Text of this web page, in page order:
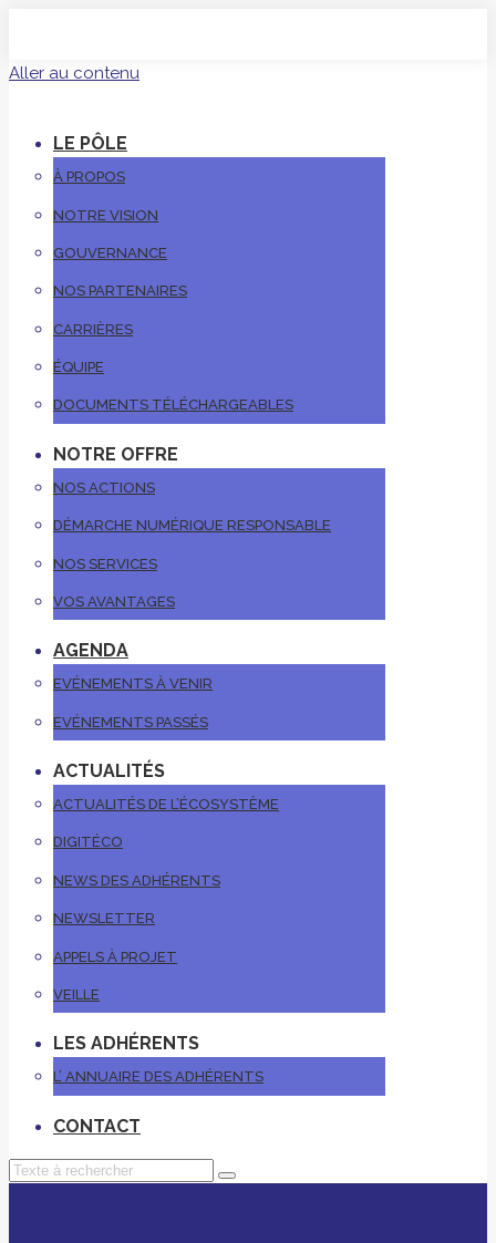
Aller au contenu
LE PÔLE
À PROPOS
NOTRE VISION
GOUVERNANCE
NOS PARTENAIRES
CARRIÈRES
ÉQUIPE
DOCUMENTS TÉLÉCHARGEABLES
NOTRE OFFRE
NOS ACTIONS
DÉMARCHE NUMÉRIQUE RESPONSABLE
NOS SERVICES
VOS AVANTAGES
AGENDA
EVÉNEMENTS À VENIR
EVÉNEMENTS PASSÉS
ACTUALITÉS
ACTUALITÉS DE L’ÉCOSYSTÈME
DIGITÉCO
NEWS DES ADHÉRENTS
NEWSLETTER
APPELS À PROJET
VEILLE
LES ADHÉRENTS
L’ ANNUAIRE DES ADHÉRENTS
CONTACT